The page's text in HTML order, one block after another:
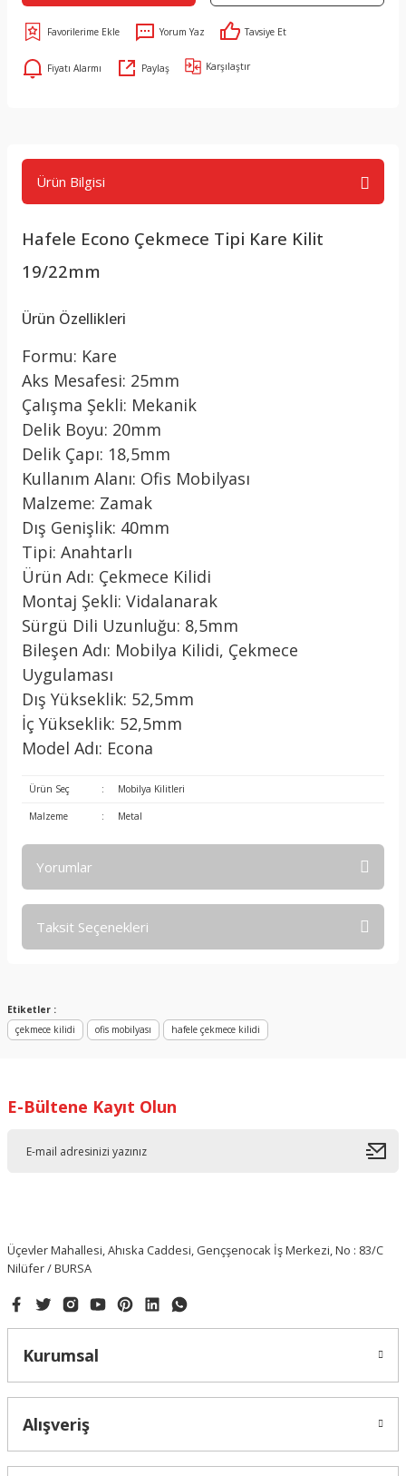
Yorum Yaz Tavsiye Et
Fiyatı Alarmı Paylaş Karşılaştır
Ürün Bilgisi
Hafele Econo Çekmece Tipi Kare Kilit
19/22mm
Ürün Özellikleri
Formu: Kare
Aks Mesafesi: 25mm
Çalışma Şekli: Mekanik
Delik Boyu: 20mm
Delik Çapı: 18,5mm
Kullanım Alanı: Ofis Mobilyası
Malzeme: Zamak
Dış Genişlik: 40mm
Tipi: Anahtarlı
Ürün Adı: Çekmece Kilidi
Montaj Şekli: Vidalanarak
Sürgü Dili Uzunluğu: 8,5mm
Bileşen Adı: Mobilya Kilidi, Çekmece
Uygulaması
Dış Yükseklik: 52,5mm
İç Yükseklik: 52,5mm
Model Adı: Econa
Ürün Seç : Mobilya Kilitleri
Malzeme : Metal
Yorumlar
Taksit Seçenekleri
Etiketler :
çekmece kilidi
ofis mobilyası hafele çekmece kilidi
E-Bültene Kayıt Olun
Üçevler Mahallesi, Ahıska Caddesi, Gençşenocak İş Merkezi, No : 83/C
Nilüfer / BURSA
Kurumsal
Alışveriş